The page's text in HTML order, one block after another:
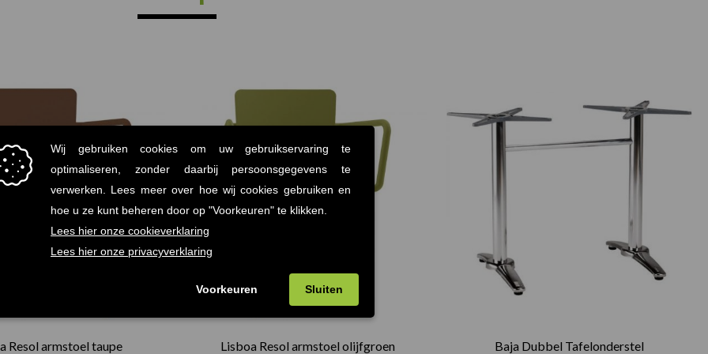
Resol armstoel taupe Lisboa Resol armstoel olijfgroen Baja Dubbel Tafelonderstel